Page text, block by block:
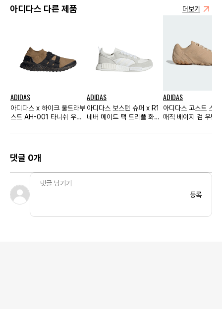
아디다스 다른 제품 더보기
ADIDAS
아디다스 x 하이크 울트라부
스트 AH-001 타니쉬 우먼
ADIDAS
아디다스 보스턴 슈퍼 x R1
네버 메이드 팩 트리플 화이
ADIDAS
아디다스 고스트 스프
매직 베이지 검 우먼스
댓글 0개
등록